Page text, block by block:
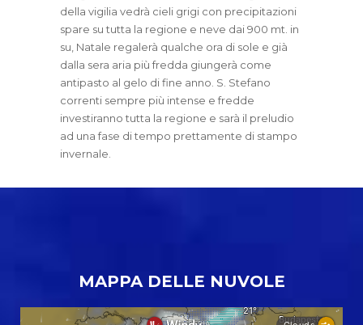
della vigilia vedrà cieli grigi con precipitazioni
spare su tutta la regione e neve dai 900 mt. in
su, Natale regalerà qualche ora di sole e già
dalla sera aria più fredda giungerà come
antipasto al gelo di fine anno. S. Stefano
correnti sempre più intense e fredde
investiranno tutta la regione e sarà il preludio
ad una fase di tempo prettamente di stampo
invernale.
MAPPA DELLE NUVOLE